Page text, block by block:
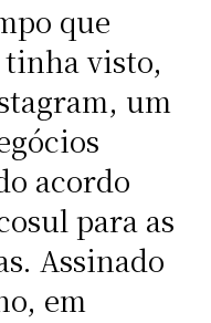
que
tinha visto,
um
acordo
para as
Assinado
em